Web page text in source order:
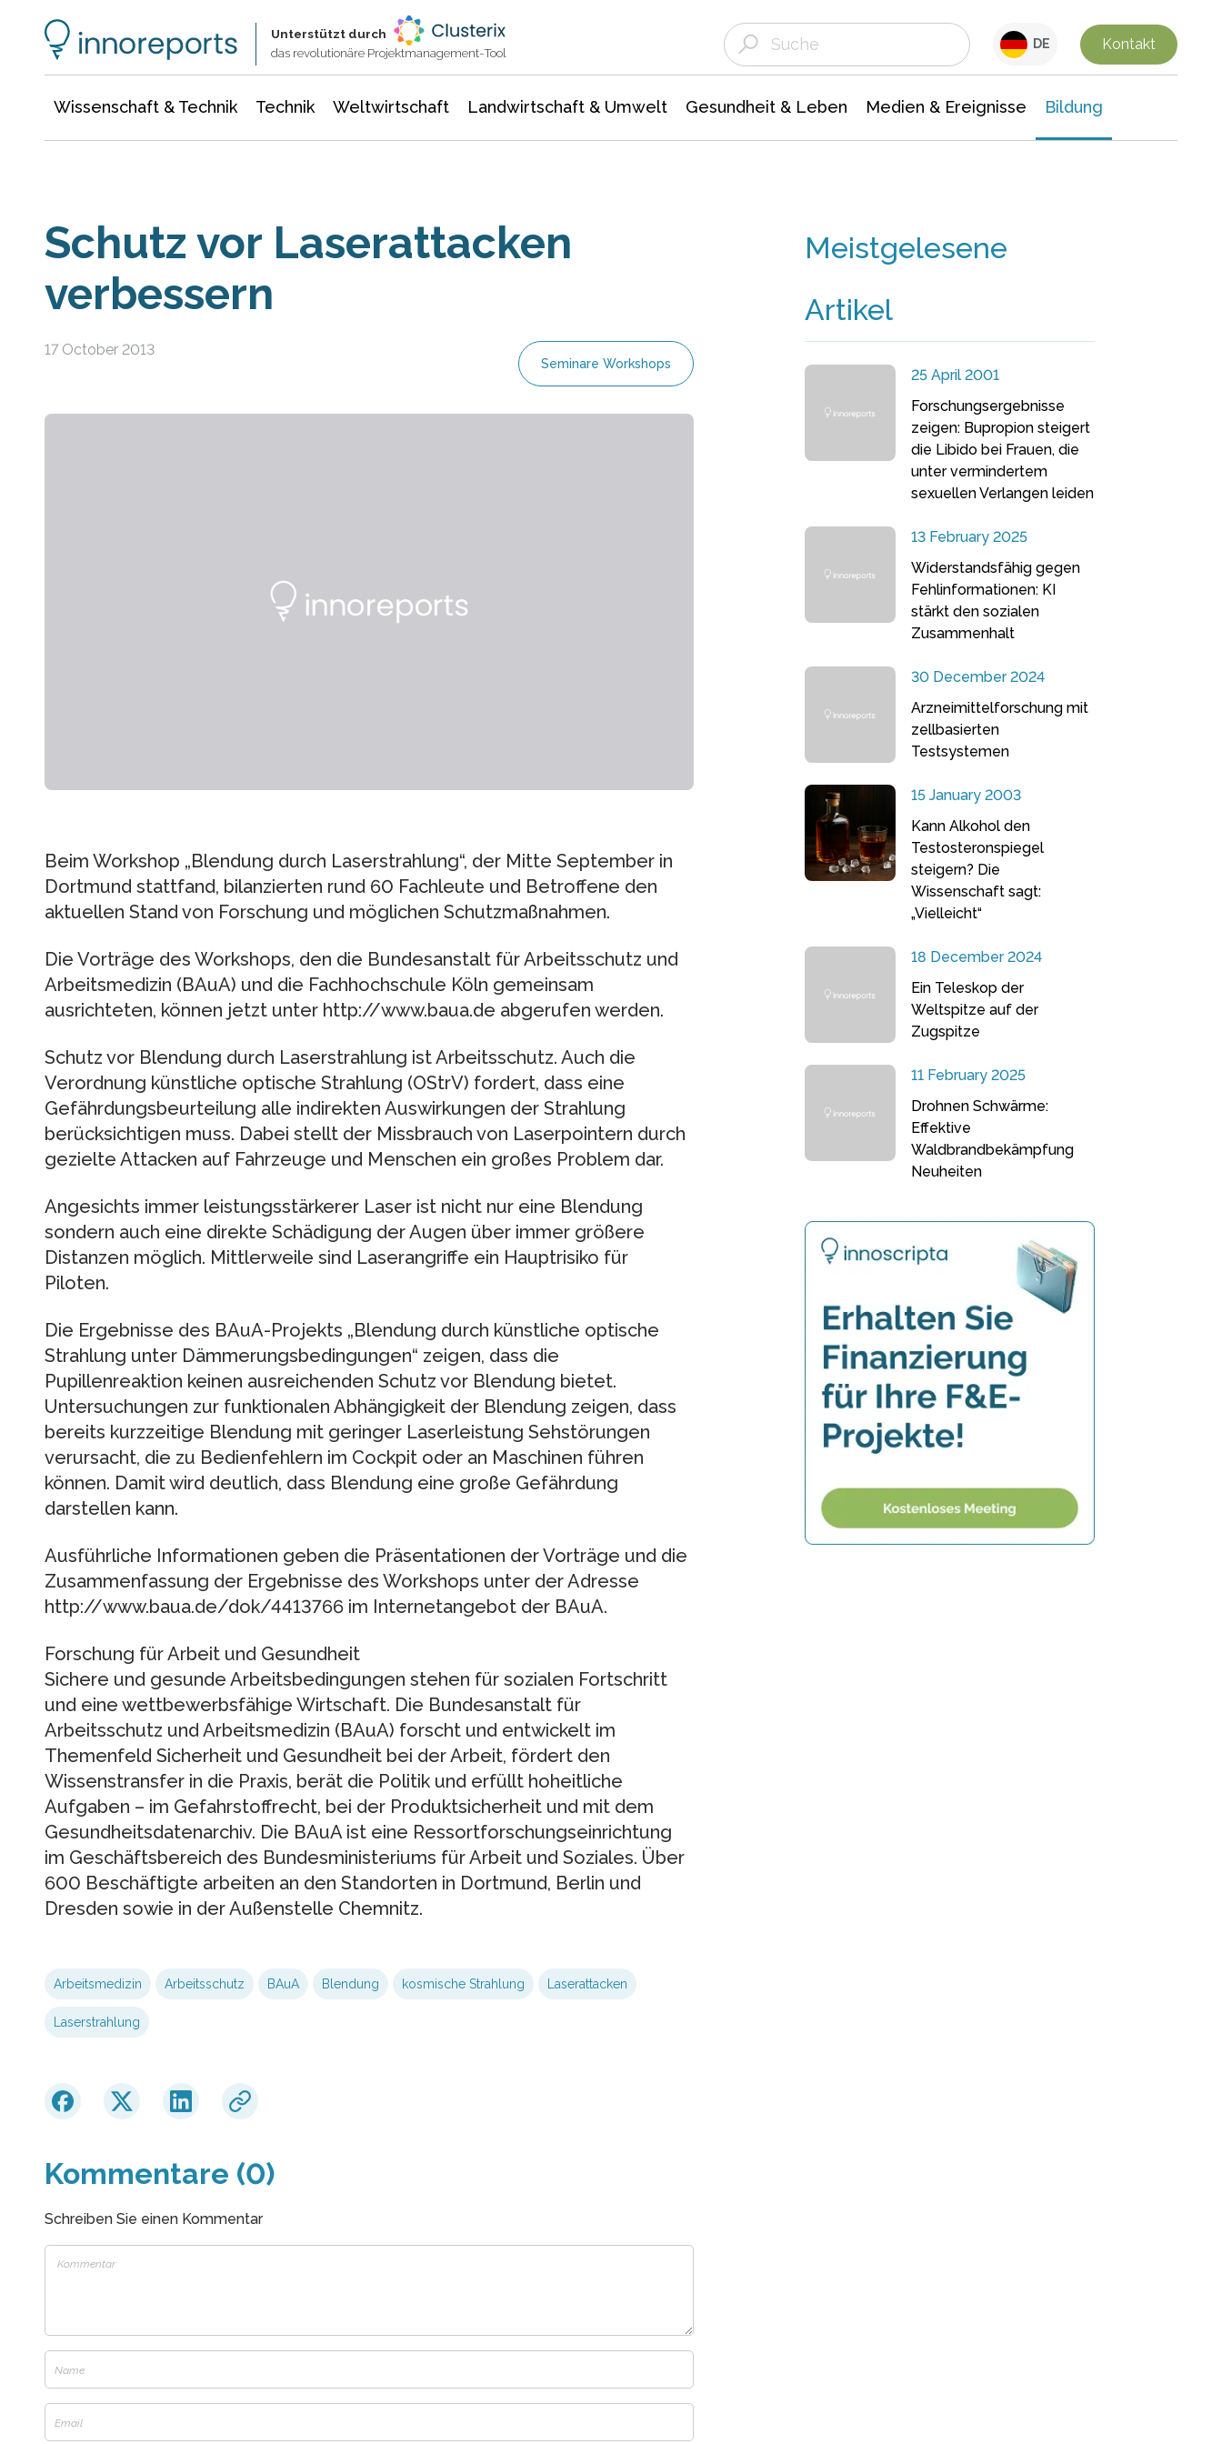
Unterstützt durch
das revolutionäre Projektmanagement-Tool
DE Kontakt
Wissenschaft & Technik Technik Weltwirtschaft Landwirtschaft & Umwelt Gesundheit & Leben Medien & Ereignisse Bildung
Schutz vor Laserattacken
verbessern
17 October 2013
Seminare Workshops
Beim Workshop „Blendung durch Laserstrahlung“, der Mitte September in
Dortmund stattfand, bilanzierten rund 60 Fachleute und Betroffene den
aktuellen Stand von Forschung und möglichen Schutzmaßnahmen.
Die Vorträge des Workshops, den die Bundesanstalt für Arbeitsschutz und
Arbeitsmedizin (BAuA) und die Fachhochschule Köln gemeinsam
ausrichteten, können jetzt unter http://www.baua.de abgerufen werden.
Schutz vor Blendung durch Laserstrahlung ist Arbeitsschutz. Auch die
Verordnung künstliche optische Strahlung (OStrV) fordert, dass eine
Gefährdungsbeurteilung alle indirekten Auswirkungen der Strahlung
berücksichtigen muss. Dabei stellt der Missbrauch von Laserpointern durch
gezielte Attacken auf Fahrzeuge und Menschen ein großes Problem dar.
Angesichts immer leistungsstärkerer Laser ist nicht nur eine Blendung
sondern auch eine direkte Schädigung der Augen über immer größere
Distanzen möglich. Mittlerweile sind Laserangriffe ein Hauptrisiko für
Piloten.
Die Ergebnisse des BAuA-Projekts „Blendung durch künstliche optische
Strahlung unter Dämmerungsbedingungen“ zeigen, dass die
Pupillenreaktion keinen ausreichenden Schutz vor Blendung bietet.
Untersuchungen zur funktionalen Abhängigkeit der Blendung zeigen, dass
bereits kurzzeitige Blendung mit geringer Laserleistung Sehstörungen
verursacht, die zu Bedienfehlern im Cockpit oder an Maschinen führen
können. Damit wird deutlich, dass Blendung eine große Gefährdung
darstellen kann.
Ausführliche Informationen geben die Präsentationen der Vorträge und die
Zusammenfassung der Ergebnisse des Workshops unter der Adresse
http://www.baua.de/dok/4413766 im Internetangebot der BAuA.
Forschung für Arbeit und Gesundheit
Sichere und gesunde Arbeitsbedingungen stehen für sozialen Fortschritt
und eine wettbewerbsfähige Wirtschaft. Die Bundesanstalt für
Arbeitsschutz und Arbeitsmedizin (BAuA) forscht und entwickelt im
Themenfeld Sicherheit und Gesundheit bei der Arbeit, fördert den
Wissenstransfer in die Praxis, berät die Politik und erfüllt hoheitliche
Aufgaben – im Gefahrstoffrecht, bei der Produktsicherheit und mit dem
Gesundheitsdatenarchiv. Die BAuA ist eine Ressortforschungseinrichtung
im Geschäftsbereich des Bundesministeriums für Arbeit und Soziales. Über
600 Beschäftigte arbeiten an den Standorten in Dortmund, Berlin und
Dresden sowie in der Außenstelle Chemnitz.
Arbeitsmedizin Arbeitsschutz BAuA Blendung kosmische Strahlung Laserattacken
Laserstrahlung
Kommentare (0)
Schreiben Sie einen Kommentar
Meistgelesene
Artikel
25 April 2001
Forschungsergebnisse
zeigen: Bupropion steigert
die Libido bei Frauen, die
unter vermindertem
sexuellen Verlangen leiden
13 February 2025
Widerstandsfähig gegen
Fehlinformationen: KI
stärkt den sozialen
Zusammenhalt
30 December 2024
Arzneimittelforschung mit
zellbasierten
Testsystemen
15 January 2003
Kann Alkohol den
Testosteronspiegel
steigern? Die
Wissenschaft sagt:
„Vielleicht“
18 December 2024
Ein Teleskop der
Weltspitze auf der
Zugspitze
11 February 2025
Drohnen Schwärme:
Effektive
Waldbrandbekämpfung
Neuheiten